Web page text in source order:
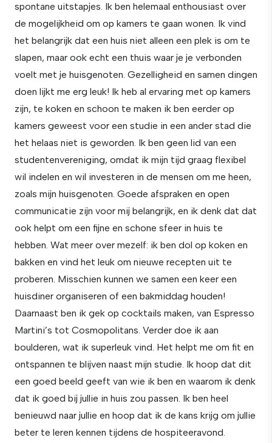
spontane uitstapjes. Ik ben helemaal enthousiast over
de mogelijkheid om op kamers te gaan wonen. Ik vind
het belangrijk dat een huis niet alleen een plek is om te
slapen, maar ook echt een thuis waar je je verbonden
voelt met je huisgenoten. Gezelligheid en samen dingen
doen lijkt me erg leuk! Ik heb al ervaring met op kamers
zijn, te koken en schoon te maken ik ben eerder op
kamers geweest voor een studie in een ander stad die
het helaas niet is geworden. Ik ben geen lid van een
studentenvereniging, omdat ik mijn tijd graag flexibel
wil indelen en wil investeren in de mensen om me heen,
zoals mijn huisgenoten. Goede afspraken en open
communicatie zijn voor mij belangrijk, en ik denk dat dat
ook helpt om een fijne en schone sfeer in huis te
hebben. Wat meer over mezelf: ik ben dol op koken en
bakken en vind het leuk om nieuwe recepten uit te
proberen. Misschien kunnen we samen een keer een
huisdiner organiseren of een bakmiddag houden!
Daarnaast ben ik gek op cocktails maken, van Espresso
Martini’s tot Cosmopolitans. Verder doe ik aan
boulderen, wat ik superleuk vind. Het helpt me om fit en
ontspannen te blijven naast mijn studie. Ik hoop dat dit
een goed beeld geeft van wie ik ben en waarom ik denk
dat ik goed bij jullie in huis zou passen. Ik ben heel
benieuwd naar jullie en hoop dat ik de kans krijg om jullie
beter te leren kennen tijdens de hospiteeravond.